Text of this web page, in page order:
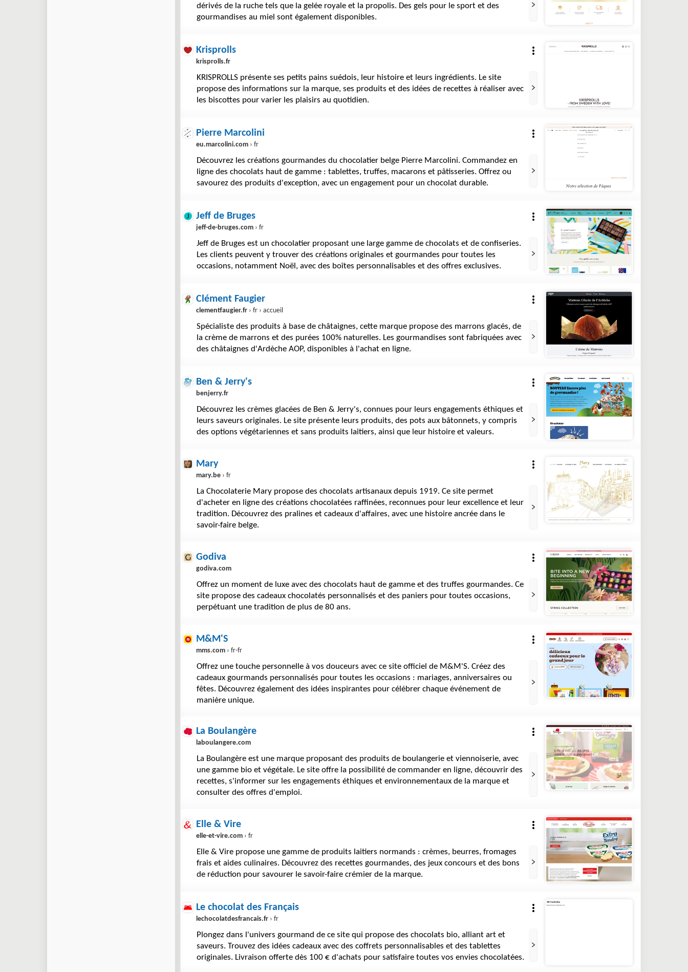
dérivés de la ruche tels que la gelée royale et la propolis. Des gels pour le sport et des
gourmandises au miel sont également disponibles.
Krisprolls
krisprolls.fr
KRISPROLLS présente ses petits pains suédois, leur histoire et leurs ingrédients. Le site
propose des informations sur la marque, ses produits et des idées de recettes à réaliser avec
les biscottes pour varier les plaisirs au quotidien.
Pierre Marcolini
eu.marcolini.com › fr
Découvrez les créations gourmandes du chocolatier belge Pierre Marcolini. Commandez en
ligne des chocolats haut de gamme : tablettes, truffes, macarons et pâtisseries. Offrez ou
savourez des produits d'exception, avec un engagement pour un chocolat durable.
Jeff de Bruges
jeff-de-bruges.com › fr
Jeff de Bruges est un chocolatier proposant une large gamme de chocolats et de confiseries.
Les clients peuvent y trouver des créations originales et gourmandes pour toutes les
occasions, notamment Noël, avec des boîtes personnalisables et des offres exclusives.
Clément Faugier
clementfaugier.fr › fr › accueil
Spécialiste des produits à base de châtaignes, cette marque propose des marrons glacés, de
la crème de marrons et des purées 100% naturelles. Les gourmandises sont fabriquées avec
des châtaignes d'Ardèche AOP, disponibles à l'achat en ligne.
Ben & Jerry's
benjerry.fr
Découvrez les crèmes glacées de Ben & Jerry's, connues pour leurs engagements éthiques et
leurs saveurs originales. Le site présente leurs produits, des pots aux bâtonnets, y compris
des options végétariennes et sans produits laitiers, ainsi que leur histoire et valeurs.
Mary
mary.be › fr
La Chocolaterie Mary propose des chocolats artisanaux depuis 1919. Ce site permet
d'acheter en ligne des créations chocolatées raffinées, reconnues pour leur excellence et leur
tradition. Découvrez des pralines et cadeaux d'affaires, avec une histoire ancrée dans le
savoir-faire belge.
Godiva
godiva.com
Offrez un moment de luxe avec des chocolats haut de gamme et des truffes gourmandes. Ce
site propose des cadeaux chocolatés personnalisés et des paniers pour toutes occasions,
perpétuant une tradition de plus de 80 ans.
M&M'S
mms.com › fr-fr
Offrez une touche personnelle à vos douceurs avec ce site officiel de M&M'S. Créez des
cadeaux gourmands personnalisés pour toutes les occasions : mariages, anniversaires ou
fêtes. Découvrez également des idées inspirantes pour célébrer chaque événement de
manière unique.
La Boulangère
laboulangere.com
La Boulangère est une marque proposant des produits de boulangerie et viennoiserie, avec
une gamme bio et végétale. Le site offre la possibilité de commander en ligne, découvrir des
recettes, s'informer sur les engagements éthiques et environnementaux de la marque et
consulter des offres d'emploi.
Elle & Vire
elle-et-vire.com › fr
Elle & Vire propose une gamme de produits laitiers normands : crèmes, beurres, fromages
frais et aides culinaires. Découvrez des recettes gourmandes, des jeux concours et des bons
de réduction pour savourer le savoir-faire crémier de la marque.
Le chocolat des Français
lechocolatdesfrancais.fr › fr
Plongez dans l'univers gourmand de ce site qui propose des chocolats bio, alliant art et
saveurs. Trouvez des idées cadeaux avec des coffrets personnalisables et des tablettes
originales. Livraison offerte dès 100 € d'achats pour satisfaire toutes vos envies chocolatées.